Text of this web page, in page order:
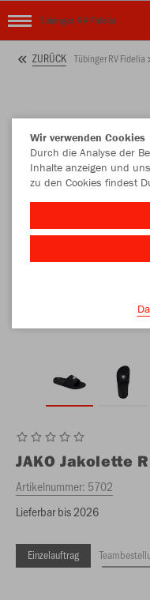
Tübinger RV Fidelia
ZURÜCK Tübinger RV Fidelia
JAKO Jakolette
Artikelnummer: 5702
Lieferbar bis 2026
Einzelauftrag
Wir verwenden Cookies
Durch die Analyse der
Inhalte anzeigen und
zu den Cookies findest